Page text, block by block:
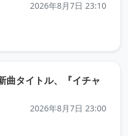
2026年8月7日 23:10
曲タイトル、『イチャ
2026年8月7日 23:00